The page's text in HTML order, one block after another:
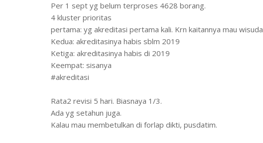
Per 1 sept yg belum terproses 4628 borang.
4 kluster prioritas
pertama: yg akreditasi pertama kali. Krn kaitannya mau wisuda
Kedua: akreditasinya habis sblm 2019
Ketiga: akreditasinya habis di 2019
Keempat: sisanya
#akreditasi
Rata2 revisi 5 hari. Biasnaya 1/3.
Ada yg setahun juga.
Kalau mau membetulkan di forlap dikti, pusdatim.